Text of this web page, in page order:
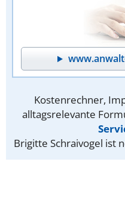
Kostenrechner,
alltagsrelevante
Brigitte Schraivogel ist